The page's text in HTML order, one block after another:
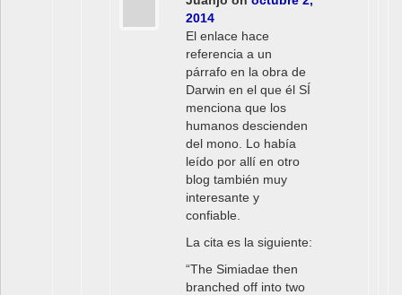
2014
El enlace hace
referencia a un
párrafo en la obra de
Darwin en el que él SÍ
menciona que los
humanos descienden
del mono. Lo había
leído por allí en otro
blog también muy
interesante y
confiable.
La cita es la siguiente:
“The Simiadae then
branched off into two